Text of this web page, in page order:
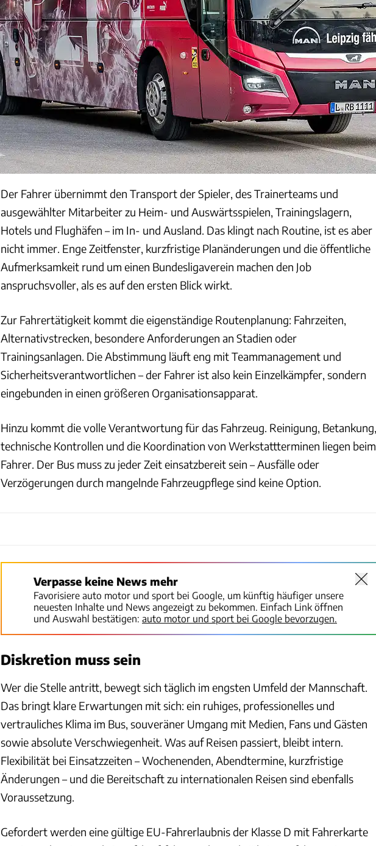
Der Fahrer übernimmt den Transport der Spieler, des Trainerteams und
ausgewählter Mitarbeiter zu Heim- und Auswärtsspielen, Trainingslagern,
Hotels und Flughäfen – im In- und Ausland. Das klingt nach Routine, ist es aber
nicht immer. Enge Zeitfenster, kurzfristige Planänderungen und die öffentliche
Aufmerksamkeit rund um einen Bundesligaverein machen den Job
anspruchsvoller, als es auf den ersten Blick wirkt.
Zur Fahrertätigkeit kommt die eigenständige Routenplanung: Fahrzeiten,
Alternativstrecken, besondere Anforderungen an Stadien oder
Trainingsanlagen. Die Abstimmung läuft eng mit Teammanagement und
Sicherheitsverantwortlichen – der Fahrer ist also kein Einzelkämpfer, sondern
eingebunden in einen größeren Organisationsapparat.
Hinzu kommt die volle Verantwortung für das Fahrzeug. Reinigung, Betankung,
technische Kontrollen und die Koordination von Werkstattterminen liegen beim
Fahrer. Der Bus muss zu jeder Zeit einsatzbereit sein – Ausfälle oder
Verzögerungen durch mangelnde Fahrzeugpflege sind keine Option.
Verpasse keine News mehr
Favorisiere auto motor und sport bei Google, um künftig häufiger unsere
neuesten Inhalte und News angezeigt zu bekommen. Einfach Link öffnen
und Auswahl bestätigen: auto motor und sport bei Google bevorzugen.
Diskretion muss sein
Wer die Stelle antritt, bewegt sich täglich im engsten Umfeld der Mannschaft.
Das bringt klare Erwartungen mit sich: ein ruhiges, professionelles und
vertrauliches Klima im Bus, souveräner Umgang mit Medien, Fans und Gästen
sowie absolute Verschwiegenheit. Was auf Reisen passiert, bleibt intern.
Flexibilität bei Einsatzzeiten – Wochenenden, Abendtermine, kurzfristige
Änderungen – und die Bereitschaft zu internationalen Reisen sind ebenfalls
Voraussetzung.
Gefordert werden eine gültige EU-Fahrerlaubnis der Klasse D mit Fahrerkarte